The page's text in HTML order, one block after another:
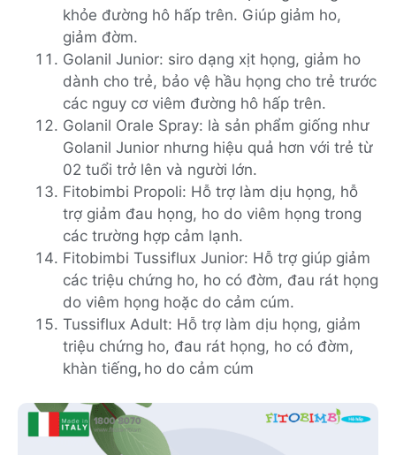
khỏe đường hô hấp trên. Giúp giảm ho,
giảm đờm.
Golanil Junior: siro dạng xịt họng, giảm ho
dành cho trẻ, bảo vệ hầu họng cho trẻ trước
các nguy cơ viêm đường hô hấp trên.
Golanil Orale Spray: là sản phẩm giống như
Golanil Junior nhưng hiệu quả hơn với trẻ từ
02 tuổi trở lên và người lớn.
Fitobimbi Propoli: Hỗ trợ làm dịu họng, hỗ
trợ giảm đau họng, ho do viêm họng trong
các trường hợp cảm lạnh.
Fitobimbi Tussiflux Junior: Hỗ trợ giúp giảm
các triệu chứng ho, ho có đờm, đau rát họng
do viêm họng hoặc do cảm cúm.
Tussiflux Adult: Hỗ trợ làm dịu họng, giảm
triệu chứng ho, đau rát họng, ho có đờm,
khàn tiếng, ho do cảm cúm